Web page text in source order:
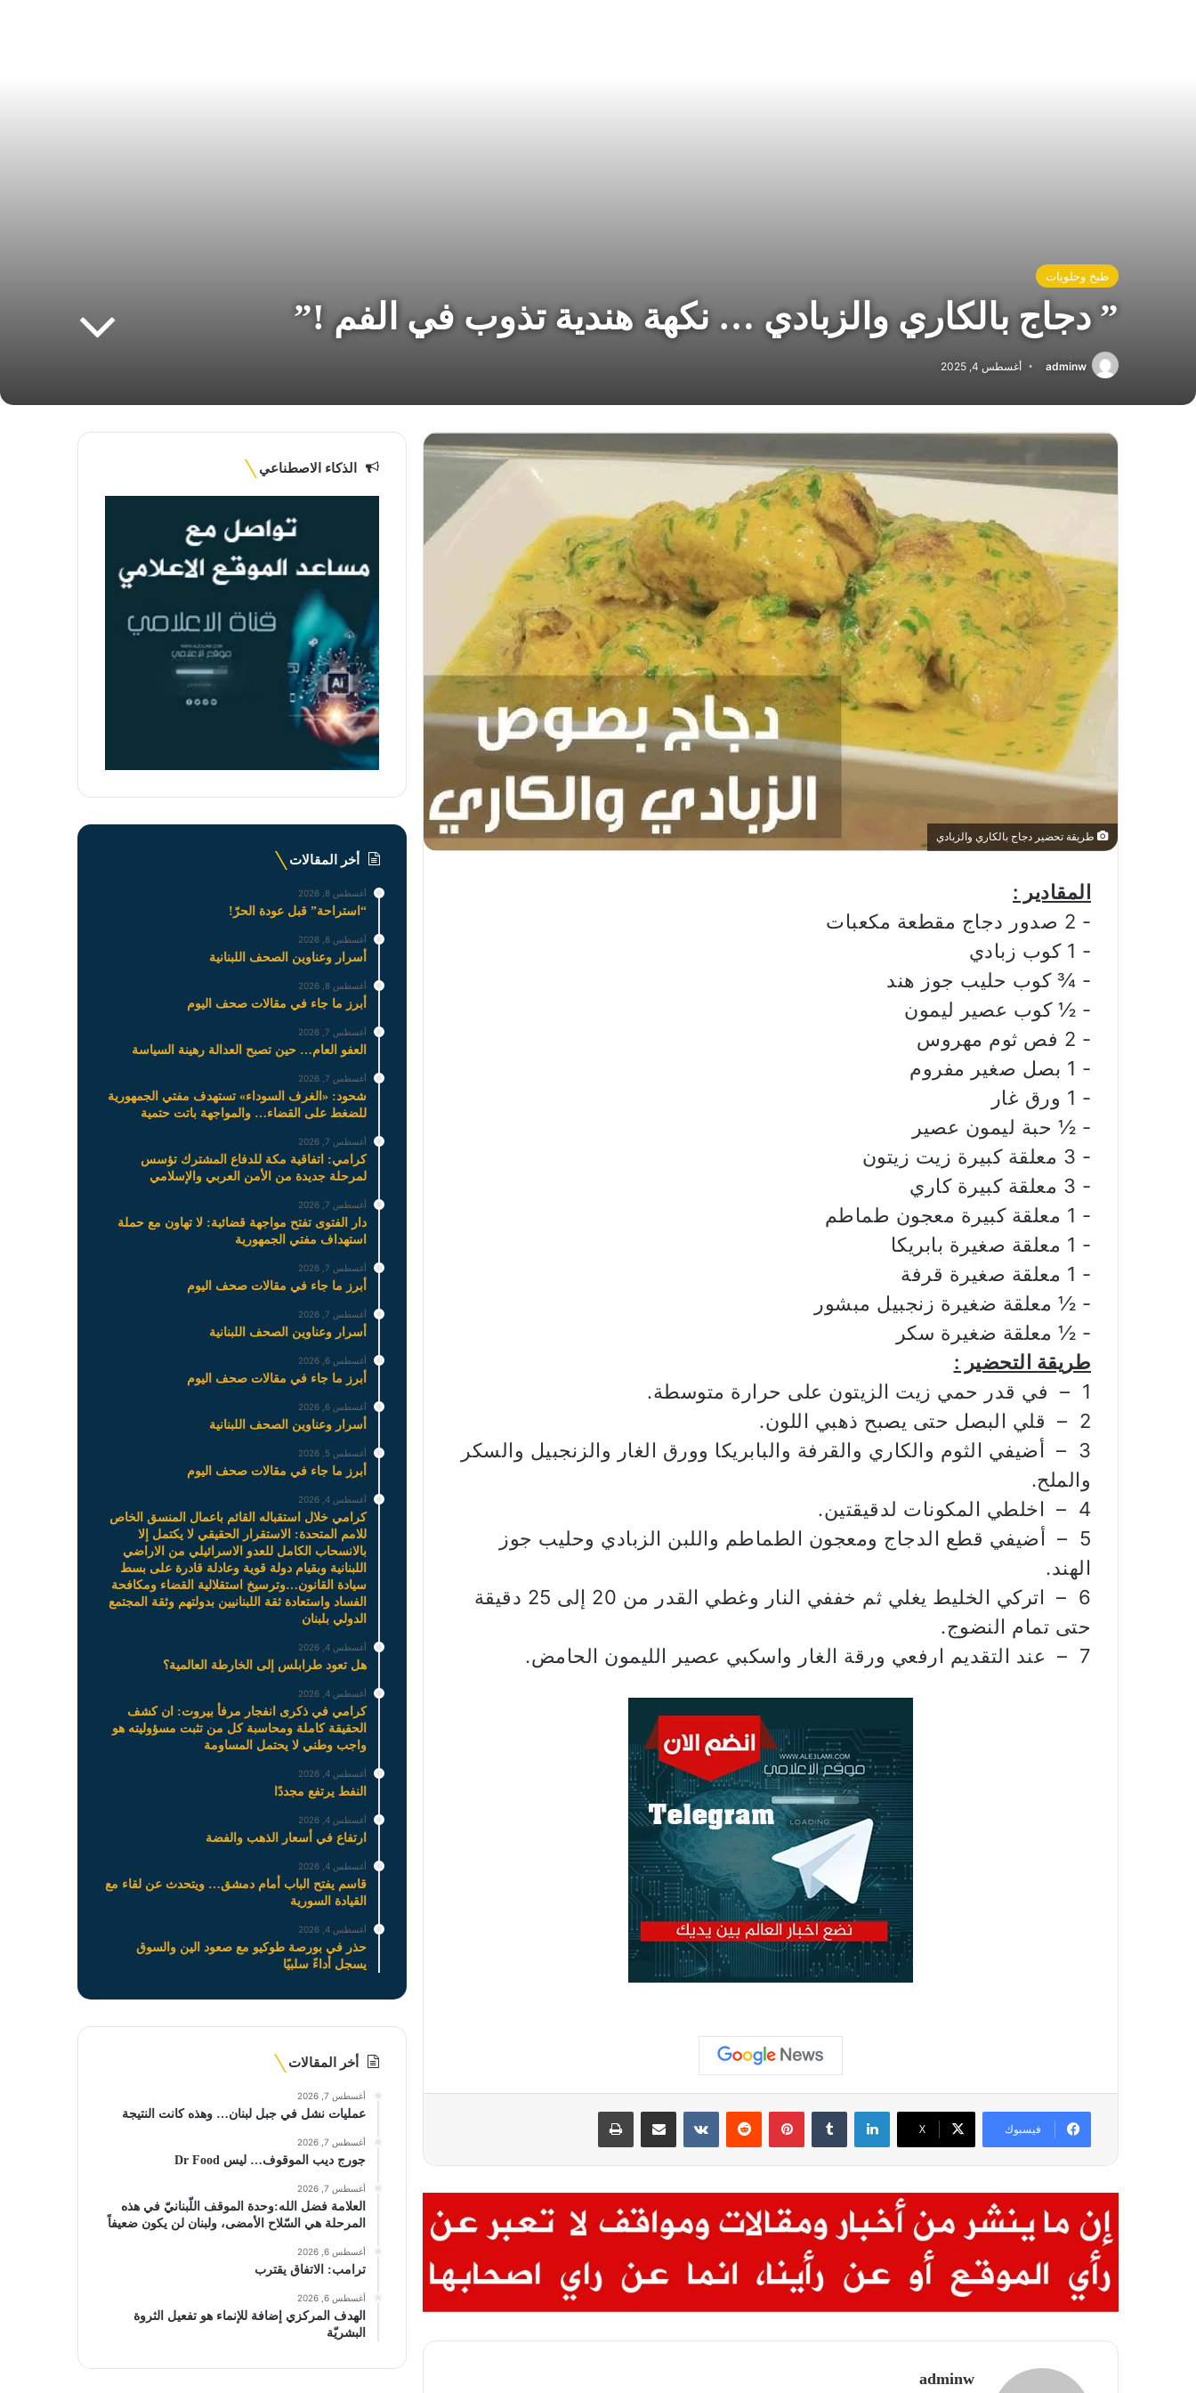
طبخ وحلويات
” دجاج بالكاري والزبادي … نكهة هندية تذوب في الفم !”
adminw أغسطس 4, 2025
طريقة تحضير دجاج بالكاري والزبادي
المقادير :
‏- 2 صدور دجاج مقطعة مكعبات
‏- 1 كوب زبادي
‏- ¾ كوب حليب جوز هند
‏- ½ كوب عصير ليمون
‏- 2 فص ثوم مهروس
‏- 1 بصل صغير مفروم
‏- 1 ورق غار
‏- ½ حبة ليمون عصير
‏- 3 معلقة كبيرة زيت زيتون
‏- 3 معلقة كبيرة كاري
‏- 1 معلقة كبيرة معجون طماطم
‏- 1 معلقة صغيرة بابريكا
‏- 1 معلقة صغيرة قرفة
‏- ½ معلقة ضغيرة زنجبيل مبشور
‏- ½ معلقة ضغيرة سكر
طريقة التحضير :
1 – في قدر حمي زيت الزيتون على حرارة متوسطة.
2 – قلي البصل حتى يصبح ذهبي اللون.
3 – أضيفي الثوم والكاري والقرفة والبابريكا وورق الغار والزنجبيل والسكر
والملح.
4 – اخلطي المكونات لدقيقتين.
5 – أضيفي قطع الدجاج ومعجون الطماطم واللبن الزبادي وحليب جوز
الهند.
6 – اتركي الخليط يغلي ثم خففي النار وغطي القدر من 20 إلى 25 دقيقة
حتى تمام النضوج.
7 – عند التقديم ارفعي ورقة الغار واسكبي عصير الليمون الحامض.
فيسبوك X
لينكدإن بينتيريست
adminw
الذكاء الاصطناعي
أخر المقالات
أغسطس 8, 2026
“استراحة” قبل عودة الحرّ!
أغسطس 8, 2026
أسرار وعناوين الصحف اللبنانية
أغسطس 8, 2026
أبرز ما جاء في مقالات صحف اليوم
أغسطس 7, 2026
العفو العام… حين تصبح العدالة رهينة السياسة
أغسطس 7, 2026
شحود: «الغرف السوداء» تستهدف مفتي الجمهورية
للضغط على القضاء… والمواجهة باتت حتمية
أغسطس 7, 2026
كرامي: اتفاقية مكة للدفاع المشترك تؤسس
لمرحلة جديدة من الأمن العربي والإسلامي
أغسطس 7, 2026
دار الفتوى تفتح مواجهة قضائية: لا تهاون مع حملة
استهداف مفتي الجمهورية
أغسطس 7, 2026
أبرز ما جاء في مقالات صحف اليوم
أغسطس 7, 2026
أسرار وعناوين الصحف اللبنانية
أغسطس 6, 2026
أبرز ما جاء في مقالات صحف اليوم
أغسطس 6, 2026
أسرار وعناوين الصحف اللبنانية
أغسطس 5, 2026
أبرز ما جاء في مقالات صحف اليوم
أغسطس 4, 2026
كرامي خلال استقباله القائم باعمال المنسق الخاص
للامم المتحدة: الاستقرار الحقيقي لا يكتمل إلا
بالانسحاب الكامل للعدو الاسرائيلي من الاراضي
اللبنانية وبقيام دولة قوية وعادلة قادرة على بسط
سيادة القانون…وترسيخ استقلالية القضاء ومكافحة
الفساد واستعادة ثقة اللبنانيين بدولتهم وثقة المجتمع
الدولي بلبنان
أغسطس 4, 2026
هل تعود طرابلس إلى الخارطة العالمية؟
أغسطس 4, 2026
كرامي في ذكرى انفجار مرفأ بيروت: ان كشف
الحقيقة كاملة ومحاسبة كل من تثبت مسؤوليته هو
واجب وطني لا يحتمل المساومة
أغسطس 4, 2026
النفط يرتفع مجددًا
أغسطس 4, 2026
ارتفاع في أسعار الذهب والفضة
أغسطس 4, 2026
قاسم يفتح الباب أمام دمشق… ويتحدث عن لقاء مع
القيادة السورية
أغسطس 4, 2026
حذر في بورصة طوكيو مع صعود الين والسوق
يسجل أداءً سلبيًا
أخر المقالات
أغسطس 7, 2026
عمليات نشل في جبل لبنان… وهذه كانت النتيجة
أغسطس 7, 2026
جورج ديب الموقوف… ليس Dr Food
أغسطس 7, 2026
العلامة فضل الله:وحدة الموقف اللّبنانيّ في هذه
المرحلة هي السّلاح الأمضى، ولبنان لن يكون ضعيفاً
أغسطس 6, 2026
ترامب: الاتفاق يقترب
أغسطس 6, 2026
الهدف المركزي إضافة للإنماء هو تفعيل الثروة
البشريّة